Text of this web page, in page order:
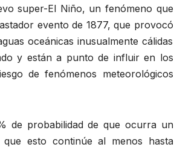
super-El Niño, un fenómeno que
evento de 1877, que provocó
oceánicas inusualmente cálidas
y están a punto de influir en los
de fenómenos meteorológicos
de probabilidad de que ocurra un
esto continúe al menos hasta